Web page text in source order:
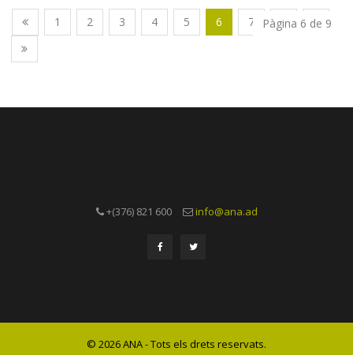
1 2 3 4 5 6 7 8 9
Pàgina 6 de 9
+(376) 821 600 info@ana.ad
© 2026 ANA - Tots els drets reservats.